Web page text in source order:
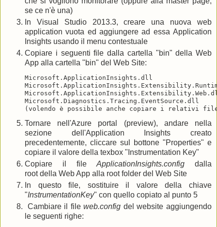
se ce n'è una)
In Visual Studio 2013.3, creare una nuova web
application vuota ed aggiungere ad essa Application
Insights usando il menu contestuale
Copiare i seguenti file dalla cartella "bin" della Web
App alla cartella "bin" del Web Site:
Microsoft.ApplicationInsights.dll
Microsoft.Diagnostics.Tracing.EventSource.dll
Tornare nell'Azure portal (preview), andare nella
sezione dell'Application Insights creato
precedentemente, cliccare sul bottone "Properties" e
copiare il valore della texbox "Instrumentation Key"
Copiare il fileApplicationInsights.config dalla
root della Web App alla root folder del Web Site
In questo file, sostituire il valore della chiave
"InstrumentationKey" con quello copiato al punto 5
Cambiare il fileweb.config del website aggiungendo
le seguenti righe: